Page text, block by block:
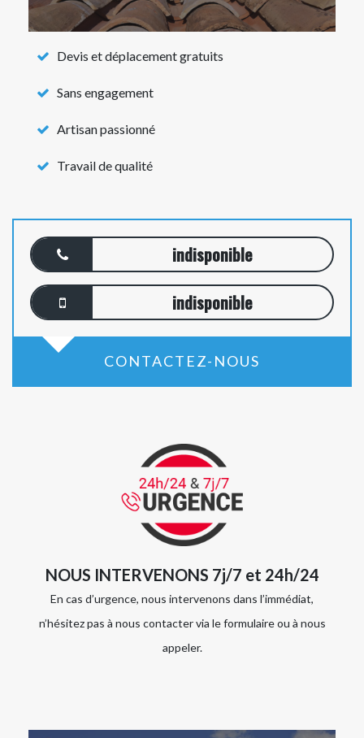
Devis et déplacement gratuits
Sans engagement
Artisan passionné
Travail de qualité
indisponible
indisponible
CONTACTEZ-NOUS
NOUS INTERVENONS 7j/7 et 24h/24
En cas d’urgence, nous intervenons dans l’immédiat,
n’hésitez pas à nous contacter via le formulaire ou à nous
appeler.